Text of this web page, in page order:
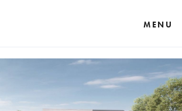
MENU